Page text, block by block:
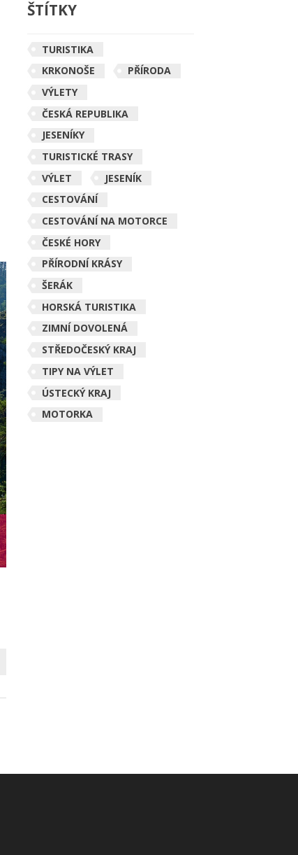
ŠTÍTKY
TURISTIKA
KRKONOŠE
PŘÍRODA
VÝLETY
ČESKÁ REPUBLIKA
JESENÍKY
TURISTICKÉ TRASY
VÝLET
JESENÍK
CESTOVÁNÍ
CESTOVÁNÍ NA MOTORCE
ČESKÉ HORY
PŘÍRODNÍ KRÁSY
ŠERÁK
HORSKÁ TURISTIKA
ZIMNÍ DOVOLENÁ
STŘEDOČESKÝ KRAJ
TIPY NA VÝLET
ÚSTECKÝ KRAJ
MOTORKA